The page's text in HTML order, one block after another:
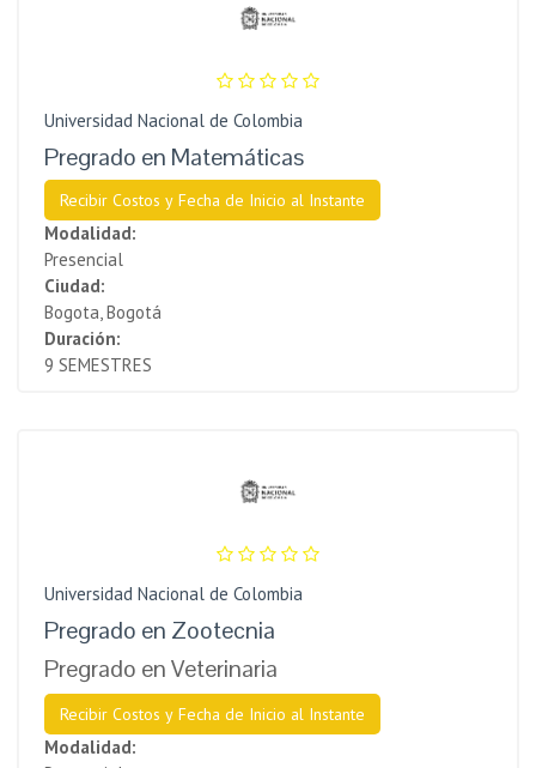
Universidad Nacional de Colombia
Pregrado en Matemáticas
Recibir Costos y Fecha de Inicio al Instante
Modalidad:
Presencial
Ciudad:
Bogota, Bogotá
Duración:
9 SEMESTRES
Universidad Nacional de Colombia
Pregrado en Zootecnia
Pregrado en Veterinaria
Recibir Costos y Fecha de Inicio al Instante
Modalidad: